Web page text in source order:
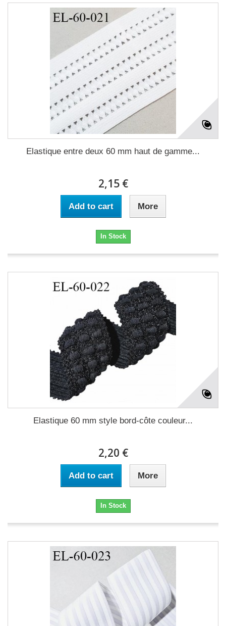
Elastique entre deux 60 mm haut de gamme...
2,15 €
Add to cart More
In Stock
Elastique 60 mm style bord-côte couleur...
2,20 €
Add to cart More
In Stock